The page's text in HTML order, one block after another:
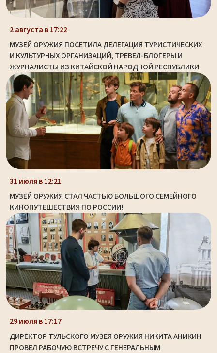
2 августа в 17:22
МУЗЕЙ ОРУЖИЯ ПОСЕТИЛА ДЕЛЕГАЦИЯ ТУРИСТИЧЕСКИХ
И КУЛЬТУРНЫХ ОРГАНИЗАЦИЙ, ТРЕВЕЛ-БЛОГЕРЫ И
ЖУРНАЛИСТЫ ИЗ КИТАЙСКОЙ НАРОДНОЙ РЕСПУБЛИКИ
31 июля в 12:21
МУЗЕЙ ОРУЖИЯ СТАЛ ЧАСТЬЮ БОЛЬШОГО СЕМЕЙНОГО
КИНОПУТЕШЕСТВИЯ ПО РОССИИ!
29 июля в 17:17
ДИРЕКТОР ТУЛЬСКОГО МУЗЕЯ ОРУЖИЯ НИКИТА АНИКИН
ПРОВЕЛ РАБОЧУЮ ВСТРЕЧУ С ГЕНЕРАЛЬНЫМ